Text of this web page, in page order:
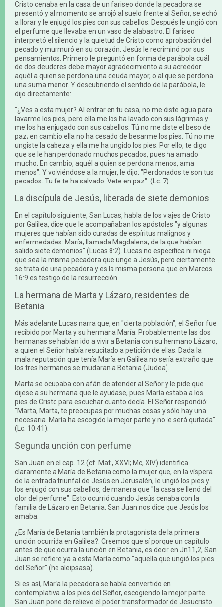
Cristo cenaba en la casa de un fariseo donde la pecadora se
presentó y al momento se arrojó al suelo frente al Señor, se echó
a llorar y le enjugó los pies con sus cabellos. Después le ungió con
el perfume que llevaba en un vaso de alabastro. El fariseo
interpretó el silencio y la quietud de Cristo como aprobación del
pecado y murmuró en su corazón. Jesús le recriminó por sus
pensamientos. Primero le preguntó en forma de parábola cuál
de dos deudores debe mayor agradecimiento a su acreedor:
aquél a quien se perdona una deuda mayor, o al que se perdona
una suma menor. Y descubriendo el sentido de la parábola, le
dijo directamente:
"¿Ves a esta mujer? Al entrar en tu casa, no me diste agua para
lavarme los pies, pero ella me los ha lavado con sus lágrimas y
me los ha enjugado con sus cabellos. Tú no me diste el beso de
paz; en cambio ella no ha cesado de besarme los pies. Tú no me
ungiste la cabeza y ella me ha ungido los pies. Por ello, te digo
que se le han perdonado muchos pecados, pues ha amado
mucho. En cambio, aquél a quien se perdona menos, ama
menos". Y volviéndose a la mujer, le dijo: "Perdonados te son tus
pecados. Tu fe te ha salvado. Vete en paz". (Lc. 7)
La discípula de Jesús, liberada de siete demonios
En el capítulo siguiente, San Lucas, habla de los viajes de Cristo
por Galilea, dice que le acompañaban los apóstoles "y algunas
mujeres que habían sido curadas de espíritus malignos y
enfermedades: María, llamada Magdalena, de la que habían
salido siete demonios" (Lucas 8:2). Lucas no especifica ni niega
que sea la misma pecadora que unge a Jesús, pero ciertamente
se trata de una pecadora y es la misma persona que en Marcos
16:9 es testigo de la resurrección.
La hermana de Marta y Lázaro, residentes de
Betania
Más adelante Lucas narra que, en "cierta población", el Señor fue
recibido por Marta y su hermana María. Probablemente las dos
hermanas se habían ido a vivir a Betania con su hermano Lázaro,
a quien el Señor había resucitado a petición de ellas. Dada la
mala reputación que tenía María en Galilea no sería extraño que
los tres hermanos se mudaran a Betania (Judea).
Marta se ocupaba con afán de atender al Señor y le pide que
dijese a su hermana que le ayudase, pues María estaba a los
pies de Cristo para escuchar cuanto decía. El Señor respondió:
"Marta, Marta, te preocupas por muchas cosas y sólo hay una
necesaria. María ha escogido la mejor parte y no le será quitada"
(Lc. 10:41).
Segunda unción con perfume
San Juan en el cap. 12 (cf. Mat., XXVI; Mc, XIV) identifica
claramente a María de Betania como la mujer que, en la víspera
de la entrada triunfal de Jesús en Jerusalén, le ungió los pies y
los enjugó con sus cabellos, de manera que "la casa se llenó del
olor del perfume". Esto ocurrió cuando Jesús cenaba con la
familia de Lázaro en Betania. San Juan nos dice que Jesús los
amaba.
¿Es María de Betania también la protagonista de la primera
unción ocurrida en Galilea?. Creemos que sí porque un capítulo
antes de que ocurra la unción en Betania, es decir en Jn11,2, San
Juan se refiere ya a esta María como "aquella que ungió los pies
del Señor" (he aleipsasa).
Si es así, María la pecadora se había convertido en
contemplativa a los pies del Señor, escogiendo la mejor parte.
San Juan pone de relieve el poder transformador de Jesucristo